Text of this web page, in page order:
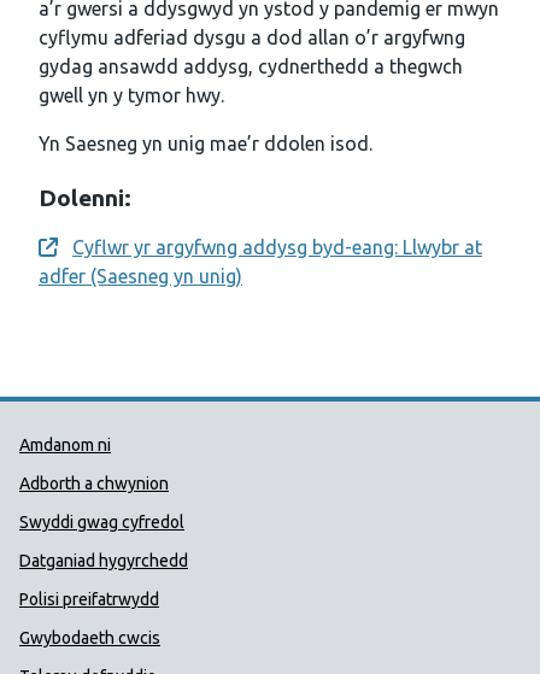
a’r gwersi a ddysgwyd yn ystod y pandemig er mwyn
cyflymu adferiad dysgu a dod allan o’r argyfwng
gydag ansawdd addysg, cydnerthedd a thegwch
gwell yn y tymor hwy.
Yn Saesneg yn unig mae’r ddolen isod.
Dolenni:
Opens a new window
Cyflwr yr argyfwng addysg byd-eang: Llwybr at
adfer (Saesneg yn unig)
Dolenni Cymorth Iechyd
Amdanom ni
Adborth a chwynion
Swyddi gwag cyfredol
Datganiad hygyrchedd
Polisi preifatrwydd
Gwybodaeth cwcis